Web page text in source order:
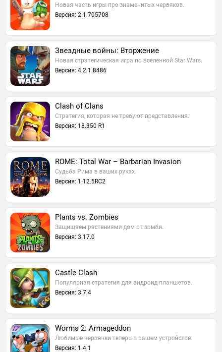
Новая часть игры про знаменитых червяков.
Версия: 2.1.705708
Звездные войны: Вторжение
Новая стратегическая игра по вселенной Star Wars.
Версия: 4.2.1.8486
Clash of Clans
Стратегия, которая не требуют представления.
Версия: 18.350 R1
ROME: Total War – Barbarian Invasion
Судьба Рима в ваших руках.
Версия: 1.12.5RC2
Plants vs. Zombies
Защищаем растениями дом от зомби.
Версия: 3.17.0
Castle Clash
Популярная стратегия для андроид планшетов.
Версия: 3.7.4
Worms 2: Armageddon
Любимые червячки теперь в вашем устройстве.
Версия: 1.4.1